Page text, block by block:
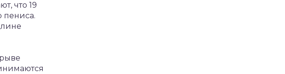
что 19
пениса.